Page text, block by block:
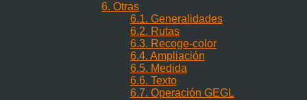
6. Otras
6.1. Generalidades
6.2. Rutas
6.3. Recoge-color
6.4. Ampliación
6.5. Medida
6.6. Texto
6.7. Operación GEGL